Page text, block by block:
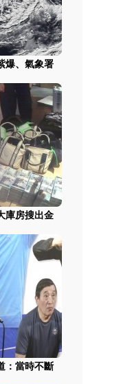
爆、氣象署
庫房搜出金
：當時不斷